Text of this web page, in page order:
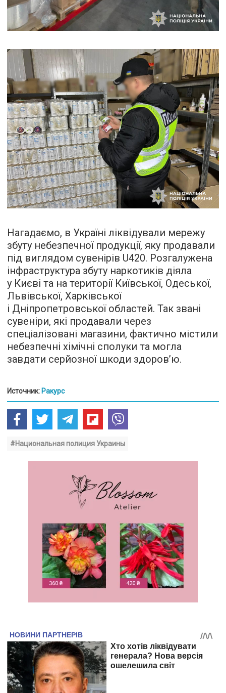
Нагадаємо, в Україні ліквідували мережу
збуту небезпечної продукції, яку продавали
під виглядом сувенірів U420. Розгалужена
інфраструктура збуту наркотиків діяла
у Києві та на території Київської, Одеської,
Львівської, Харківської
і Дніпропетровської областей. Так звані
сувеніри, які продавали через
спеціалізовані магазини, фактично містили
небезпечні хімічні сполуки та могла
завдати серйозної шкоди здоров’ю.
Источник: Ракурс
#Национальная полиция Украины